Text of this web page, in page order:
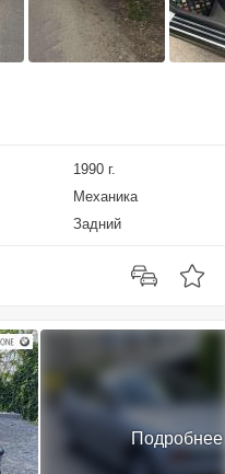
1990 г.
Механика
Задний
Подробнее